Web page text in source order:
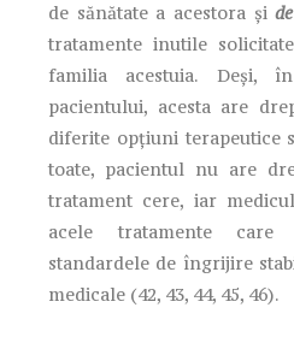
de sănătate a acestora și
tratamente inutile
familia acestuia. Deși,
pacientului, acesta are
diferite opțiuni terapeutice
toate, pacientul nu are
tratament cere, iar
acele tratamente
standardele de îngrijire
medicale (42, 43, 44, 45, 46).